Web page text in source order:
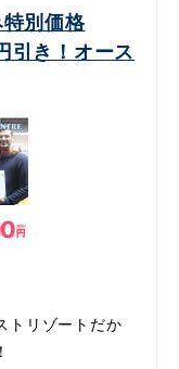
別価格
引き！オース
トリゾートだか